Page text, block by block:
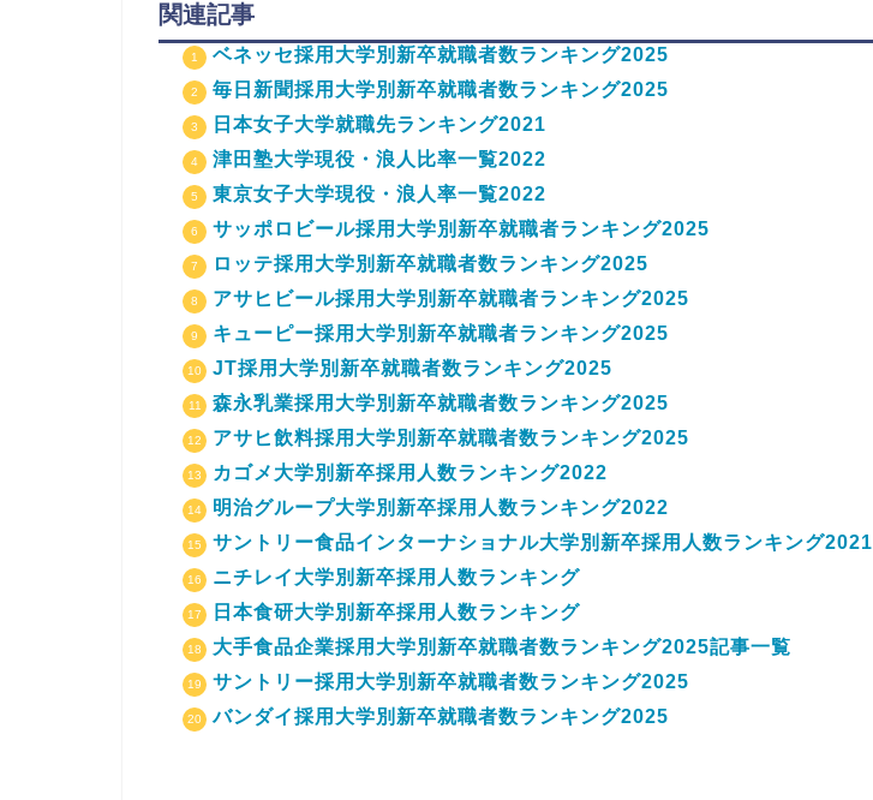
関連記事
ベネッセ採用大学別新卒就職者数ランキング2025
毎日新聞採用大学別新卒就職者数ランキング2025
日本女子大学就職先ランキング2021
津田塾大学現役・浪人比率一覧2022
東京女子大学現役・浪人率一覧2022
サッポロビール採用大学別新卒就職者ランキング2025
ロッテ採用大学別新卒就職者数ランキング2025
アサヒビール採用大学別新卒就職者ランキング2025
キューピー採用大学別新卒就職者ランキング2025
JT採用大学別新卒就職者数ランキング2025
森永乳業採用大学別新卒就職者数ランキング2025
アサヒ飲料採用大学別新卒就職者数ランキング2025
カゴメ大学別新卒採用人数ランキング2022
明治グループ大学別新卒採用人数ランキング2022
サントリー食品インターナショナル大学別新卒採用人数ランキング2021
ニチレイ大学別新卒採用人数ランキング
日本食研大学別新卒採用人数ランキング
大手食品企業採用大学別新卒就職者数ランキング2025記事一覧
サントリー採用大学別新卒就職者数ランキング2025
バンダイ採用大学別新卒就職者数ランキング2025